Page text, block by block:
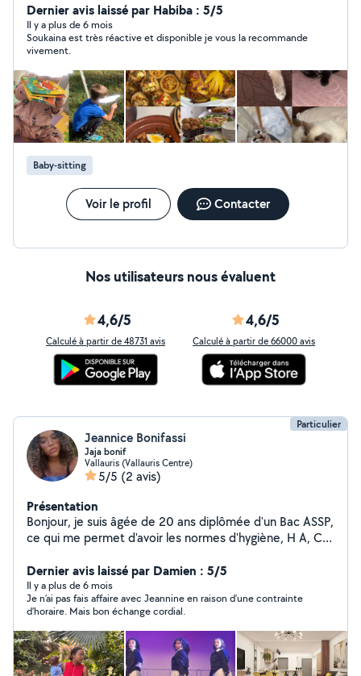
efficace et opérationnelle,et vous pourrez compter sur
ma motivation pour la réalisation de toutes les tâches
que vous me confierez. Je m'adapter facilement à la
personnalité de vos enfants. Je serai égalament
disponible pour garder vos chats,chiens vous pouvez
compter sur moi pour faire le travail bien comme il faut
Je suis passionnée de cuisine ,si vous voulez
commander des plats délicieux et healthy n'hésitez pas
à me contactez
Dernier avis laissé par Habiba : 5/5
Il y a plus de 6 mois
Soukaina est très réactive et disponible je vous la recommande
vivement.
Baby-sitting
Voir le profil Contacter
Nos utilisateurs nous évaluent
4,6/5
Calculé à partir de 48731 avis
4,6/5
Calculé à partir de 66000 avis
Particulier
Jeannice Bonifassi
Jaja bonif
Vallauris (Vallauris Centre)
5/5 (2 avis)
Présentation
Bonjour, je suis âgée de 20 ans diplômée d'un Bac ASSP,
ce qui me permet d'avoir les normes d'hygiène, H A, C,
et la garde d'enfants. Je suis Maman d'un enfant de un
an, ce qui me permet de connaître tout ce qui concerne
le développement de l'enfant et de l'adolescent. J'ai de
l'expérience dans le repassage et l'entretien du domicile
Je peux me déplacer aux alentours de 10 à 15 km autour
de Vallauris pour toute prestation demandées. je suis
disponible, organisée et ponctuelle.
Dernier avis laissé par Damien : 5/5
Il y a plus de 6 mois
Je n’ai pas fais affaire avec Jeannine en raison d’une contrainte
d’horaire. Mais bon échange cordial.